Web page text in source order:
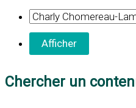
Chercher un